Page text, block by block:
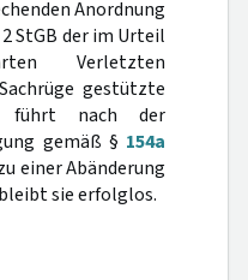
Anordnung
StGB der im Urteil
Verletzten
gestützte
führt nach der
gemäß § 154a
einer Abänderung
sie erfolglos.